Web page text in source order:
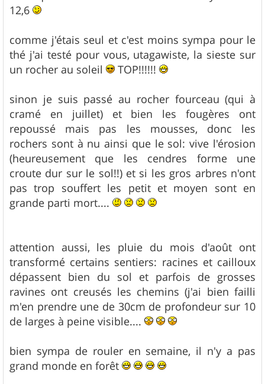
12,6
comme j'étais seul et c'est moins sympa pour le
thé j'ai testé pour vous, utagawiste, la sieste sur
un rocher au soleil
TOP!!!!!!
sinon je suis passé au rocher fourceau (qui à
cramé en juillet) et bien les fougères ont
repoussé mais pas les mousses, donc les
rochers sont à nu ainsi que le sol: vive l'érosion
(heureusement que les cendres forme une
croute dur sur le sol!!) et si les gros arbres n'ont
pas trop souffert les petit et moyen sont en
grande parti mort....
attention aussi, les pluie du mois d'août ont
transformé certains sentiers: racines et cailloux
dépassent bien du sol et parfois de grosses
ravines ont creusés les chemins (j'ai bien failli
m'en prendre une de 30cm de profondeur sur 10
de larges à peine visible....
bien sympa de rouler en semaine, il n'y a pas
grand monde en forêt